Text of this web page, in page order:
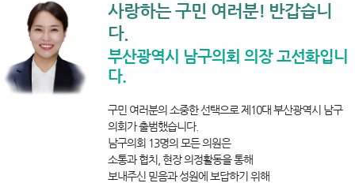
사랑하는 구민 여러분! 반갑습니
다.
부산광역시 남구의회 의장 고선화입니
다.
구민 여러분의 소중한 선택으로 제10대 부산광역시 남구
의회가 출범했습니다.
남구의회 13명의 모든 의원은
소통과 협치, 현장 의정활동을 통해
보내주신 믿음과 성원에 보답하기 위해